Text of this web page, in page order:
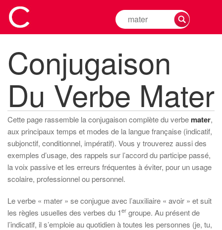
Rechercher
la
d'un
verbe
Conjugaison
Du Verbe Mater
Cette page rassemble la conjugaison complète du verbe mater,
aux principaux temps et modes de la langue française (indicatif,
subjonctif, conditionnel, impératif). Vous y trouverez aussi des
exemples d’usage, des rappels sur l’accord du participe passé,
la voix passive et les erreurs fréquentes à éviter, pour un usage
scolaire, professionnel ou personnel.
Le verbe « mater » se conjugue avec l’auxiliaire « avoir » et suit
les règles usuelles des verbes du 1er groupe. Au présent de
l’indicatif, il s’emploie au quotidien à toutes les personnes (je, tu,